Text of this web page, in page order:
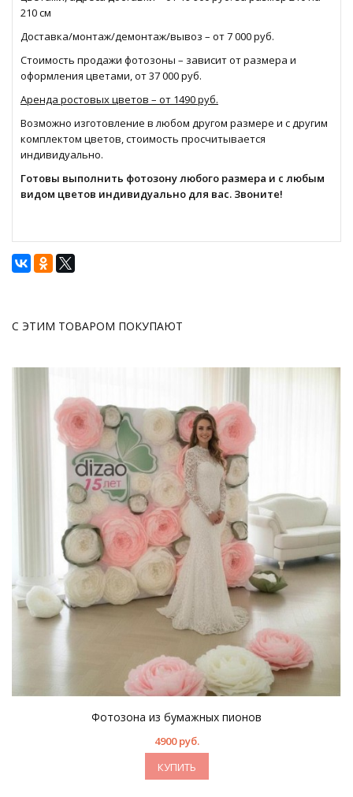
210 см
Доставка/монтаж/демонтаж/вывоз – от 7 000 руб.
Стоимость продажи фотозоны – зависит от размера и
оформления цветами, от 37 000 руб.
Аренда ростовых цветов – от 1490 руб.
Возможно изготовление в любом другом размере и с другим
комплектом цветов, стоимость просчитывается
индивидуально.
Готовы выполнить фотозону любого размера и с любым
видом цветов индивидуально для вас. Звоните!
С ЭТИМ ТОВАРОМ ПОКУПАЮТ
Фотозона из бумажных пионов
4900 руб.
КУПИТЬ